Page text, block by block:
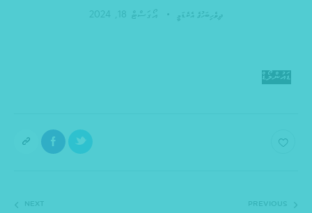
ދިވެހިބަހުގެ އެކެޑަމީ އޯގަސްޓް 18, 2024
ޑައުންލޯޑް
PREVIOUS
NEXT